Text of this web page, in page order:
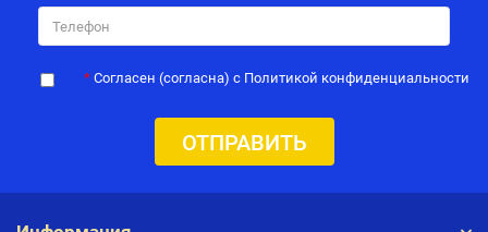
Согласен (согласна) с Политикой конфиденциальности
ОТПРАВИТЬ